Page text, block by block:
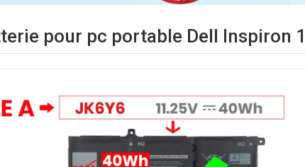
pour pc portable Dell Inspiron